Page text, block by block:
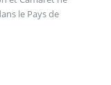
le Pays de